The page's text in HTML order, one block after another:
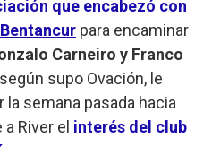
que encabezó con
para encaminar
Carneiro y Franco
supo Ovación, le
la semana pasada hacia
River el interés del club